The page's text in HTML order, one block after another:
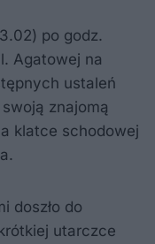
po godz.
Agatowej na
ustaleń
znajomą
klatce schodowej
doszło do
utarczce